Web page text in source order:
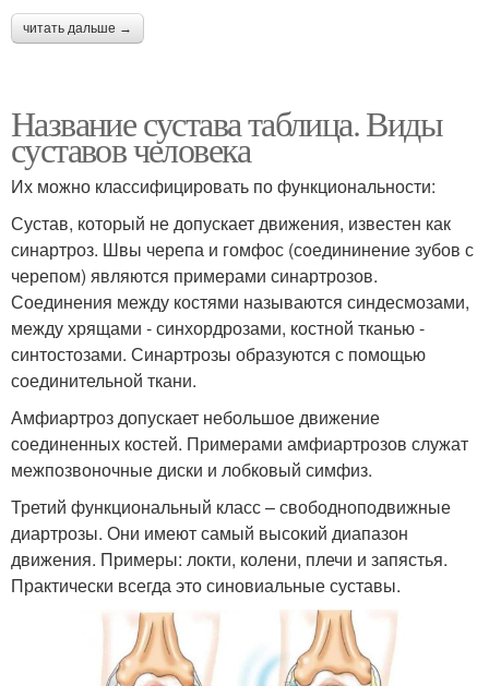
читать дальше →
Название сустава таблица. Виды
суставов человека
Их можно классифицировать по функциональности:
Сустав, который не допускает движения, известен как
синартроз. Швы черепа и гомфос (соедининение зубов с
черепом) являются примерами синартрозов.
Соединения между костями называются синдесмозами,
между хрящами - синхордрозами, костной тканью -
синтостозами. Синартрозы образуются с помощью
соединительной ткани.
Амфиартроз допускает небольшое движение
соединенных костей. Примерами амфиартрозов служат
межпозвоночные диски и лобковый симфиз.
Третий функциональный класс – свободноподвижные
диартрозы. Они имеют самый высокий диапазон
движения. Примеры: локти, колени, плечи и запястья.
Практически всегда это синовиальные суставы.